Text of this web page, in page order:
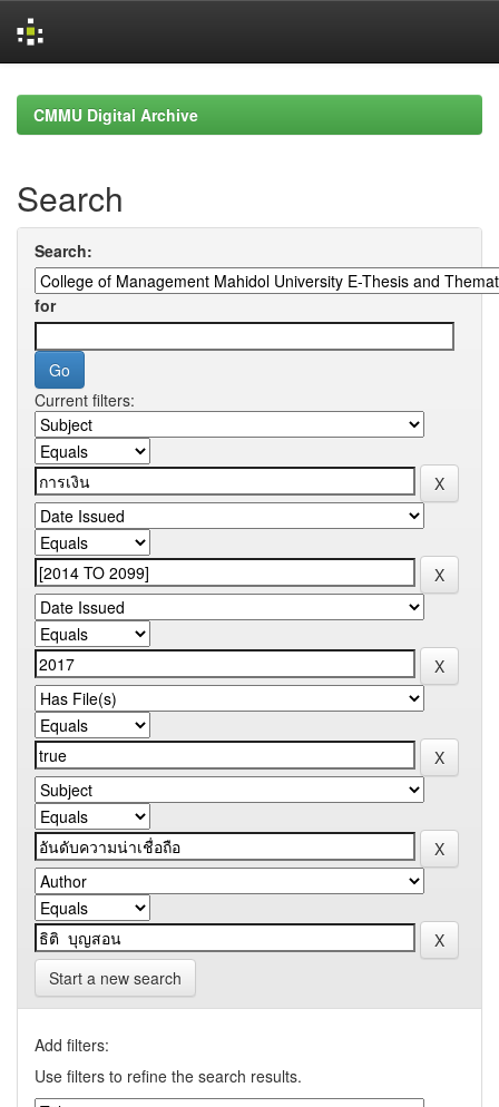
navigationCMMU Digital Archive
Search
Search:
for
Current filters:
Start a new search
Add filters:
Use filters to refine the search results.